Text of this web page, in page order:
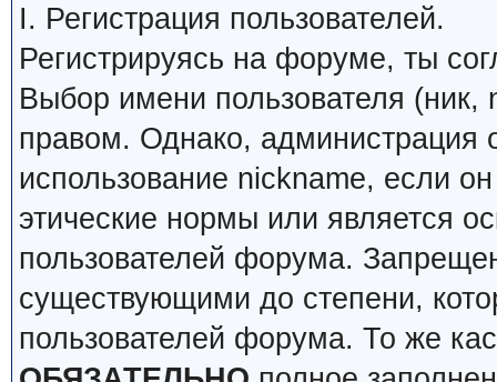
I. Регистрация пользователей.
Регистрируясь на форуме, ты
Выбор имени пользователя (ник,
правом. Однако, администрация
использование nickname, если
этические нормы или является
пользователей форума.
существующими до степени,
пользователей форума. То же